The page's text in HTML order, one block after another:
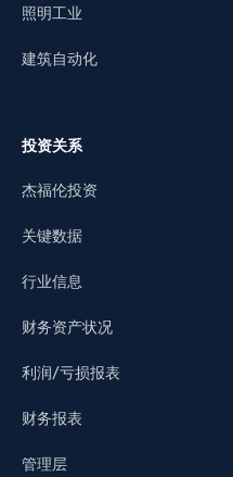
照明工业
建筑自动化
投资关系
杰福伦投资
关键数据
行业信息
财务资产状况
利润/亏损报表
财务报表
管理层